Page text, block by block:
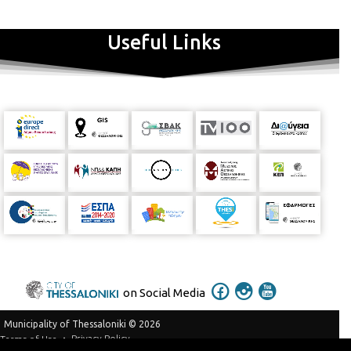
Useful Links
on Social Media
Municipality of Thessaloniki © 2026
Terms of Use
Privacy Policy